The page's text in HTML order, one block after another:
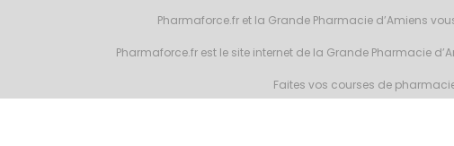
Pharmaforce.fr et la Grande Pharmacie d’Amiens
Pharmaforce.fr est le site internet de la Grande Pharmacie
Faites vos courses de